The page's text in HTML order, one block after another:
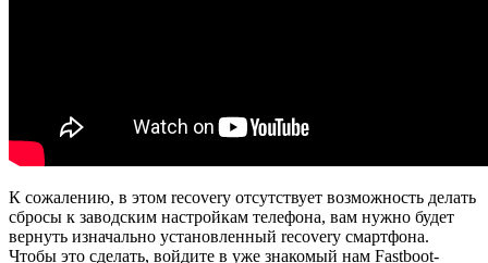
К сожалению, в этом recovery отсутствует возможность делать
сбросы к заводским настройкам телефона, вам нужно будет
вернуть изначально установленный recovery смартфона.
Чтобы это сделать, войдите в уже знакомый нам Fastboot-